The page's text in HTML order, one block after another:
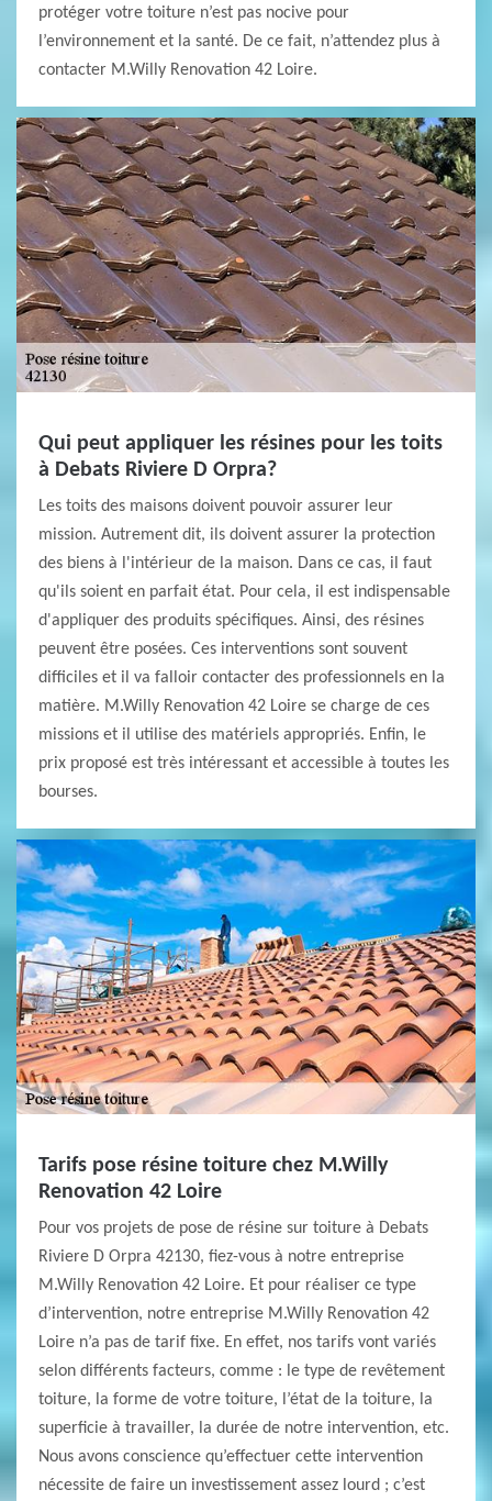
protéger votre toiture n’est pas nocive pour
l’environnement et la santé. De ce fait, n’attendez plus à
contacter M.Willy Renovation 42 Loire.
Qui peut appliquer les résines pour les toits
à Debats Riviere D Orpra?
Les toits des maisons doivent pouvoir assurer leur
mission. Autrement dit, ils doivent assurer la protection
des biens à l'intérieur de la maison. Dans ce cas, il faut
qu'ils soient en parfait état. Pour cela, il est indispensable
d'appliquer des produits spécifiques. Ainsi, des résines
peuvent être posées. Ces interventions sont souvent
difficiles et il va falloir contacter des professionnels en la
matière. M.Willy Renovation 42 Loire se charge de ces
missions et il utilise des matériels appropriés. Enfin, le
prix proposé est très intéressant et accessible à toutes les
bourses.
Tarifs pose résine toiture chez M.Willy
Renovation 42 Loire
Pour vos projets de pose de résine sur toiture à Debats
Riviere D Orpra 42130, fiez-vous à notre entreprise
M.Willy Renovation 42 Loire. Et pour réaliser ce type
d’intervention, notre entreprise M.Willy Renovation 42
Loire n’a pas de tarif fixe. En effet, nos tarifs vont variés
selon différents facteurs, comme : le type de revêtement
toiture, la forme de votre toiture, l’état de la toiture, la
superficie à travailler, la durée de notre intervention, etc.
Nous avons conscience qu’effectuer cette intervention
nécessite de faire un investissement assez lourd ; c’est